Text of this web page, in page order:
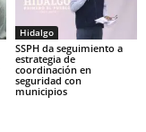
Hidalgo
SSPH da seguimiento a
estrategia de
coordinación en
seguridad con
municipios